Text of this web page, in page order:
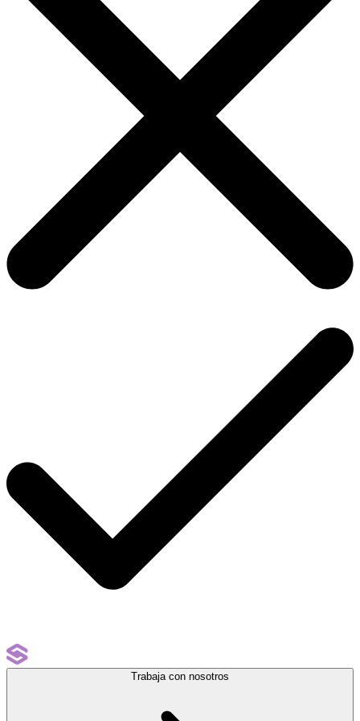
Trabaja con nosotros